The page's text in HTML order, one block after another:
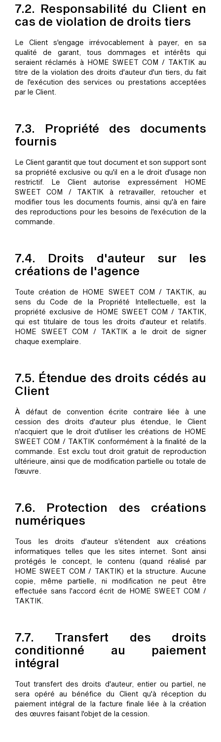
7.2. Responsabilité du Client en
cas de violation de droits tiers
Le Client s'engage irrévocablement à payer, en sa
qualité de garant, tous dommages et intérêts qui
seraient réclamés à HOME SWEET COM / TAKTIK au
titre de la violation des droits d'auteur d'un tiers, du fait
de l'exécution des services ou prestations acceptées
par le Client.
7.3. Propriété des documents
fournis
Le Client garantit que tout document et son support sont
sa propriété exclusive ou qu'il en a le droit d'usage non
restrictif. Le Client autorise expressément HOME
SWEET COM / TAKTIK à retravailler, retoucher et
modifier tous les documents fournis, ainsi qu'à en faire
des reproductions pour les besoins de l'exécution de la
commande.
7.4. Droits d'auteur sur les
créations de l'agence
Toute création de HOME SWEET COM / TAKTIK, au
sens du Code de la Propriété Intellectuelle, est la
propriété exclusive de HOME SWEET COM / TAKTIK,
qui est titulaire de tous les droits d'auteur et relatifs.
HOME SWEET COM / TAKTIK a le droit de signer
chaque exemplaire.
7.5. Étendue des droits cédés au
Client
À défaut de convention écrite contraire liée à une
cession des droits d'auteur plus étendue, le Client
n'acquiert que le droit d'utiliser les créations de HOME
SWEET COM / TAKTIK conformément à la finalité de la
commande. Est exclu tout droit gratuit de reproduction
ultérieure, ainsi que de modification partielle ou totale de
l'œuvre.
7.6. Protection des créations
numériques
Tous les droits d'auteur s'étendent aux créations
informatiques telles que les sites internet. Sont ainsi
protégés le concept, le contenu (quand réalisé par
HOME SWEET COM / TAKTIK) et la structure. Aucune
copie, même partielle, ni modification ne peut être
effectuée sans l'accord écrit de HOME SWEET COM /
TAKTIK.
7.7. Transfert des droits
conditionné au paiement
intégral
Tout transfert des droits d'auteur, entier ou partiel, ne
sera opéré au bénéfice du Client qu'à réception du
paiement intégral de la facture finale liée à la création
des œuvres faisant l'objet de la cession.